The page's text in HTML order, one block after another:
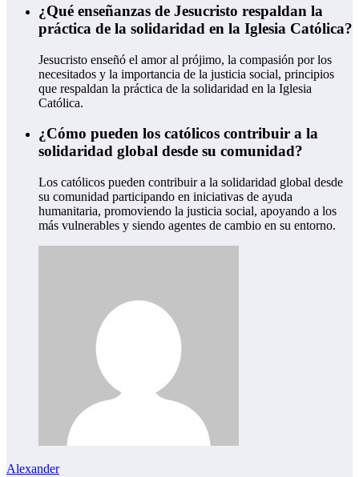
¿Qué enseñanzas de Jesucristo respaldan la
práctica de la solidaridad en la Iglesia Católica?
Jesucristo enseñó el amor al prójimo, la compasión por los
necesitados y la importancia de la justicia social, principios
que respaldan la práctica de la solidaridad en la Iglesia
Católica.
¿Cómo pueden los católicos contribuir a la
solidaridad global desde su comunidad?
Los católicos pueden contribuir a la solidaridad global desde
su comunidad participando en iniciativas de ayuda
humanitaria, promoviendo la justicia social, apoyando a los
más vulnerables y siendo agentes de cambio en su entorno.
Alexander